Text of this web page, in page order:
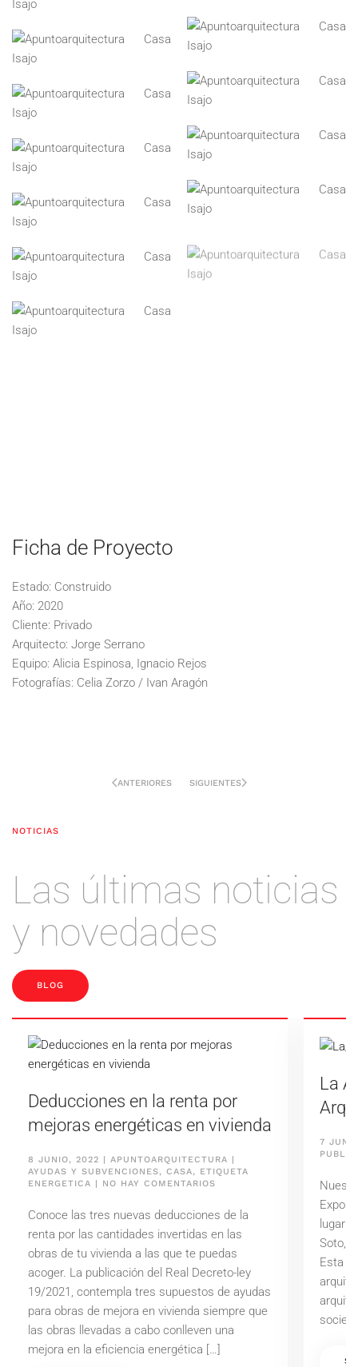
Ficha de Proyecto
Estado: Construido
Año: 2020
Cliente: Privado
Arquitecto: Jorge Serrano
Equipo: Alicia Espinosa, Ignacio Rejos
Fotografías: Celia Zorzo / Ivan Aragón
ANTERIORES SIGUIENTES
NOTICIAS
Las últimas noticias
y novedades
BLOG
Deducciones en la renta por
mejoras energéticas en vivienda
8 JUNIO, 2022 APUNTOARQUITECTURA
AYUDAS Y SUBVENCIONES, CASA, ETIQUETA
ENERGETICA
NO HAY COMENTARIOS
LA
RENTA
MEJORAS
ENERGÉTICAS
EN
VIVIENDA
Conoce las tres nuevas deducciones de la
renta por las cantidades invertidas en las
obras de tu vivienda a las que te puedas
acoger. La publicación del Real Decreto-ley
19/2021, contempla tres supuestos de ayudas
para obras de mejora en vivienda siempre que
las obras llevadas a cabo conlleven una
mejora en la eficiencia energética […]
La
7
lugar
Soto,
Esta